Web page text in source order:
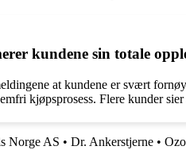
kundene sin totale
at kundene er svært
kjøpsprosess. Flere kunder
Norge AS • Dr. Ankerstjerne •